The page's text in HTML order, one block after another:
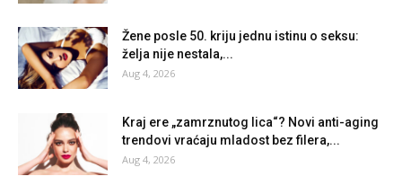
Žene posle 50. kriju jednu istinu o seksu:
želja nije nestala,...
Aug 4, 2026
Kraj ere „zamrznutog lica“? Novi anti-aging
trendovi vraćaju mladost bez filera,...
Aug 4, 2026